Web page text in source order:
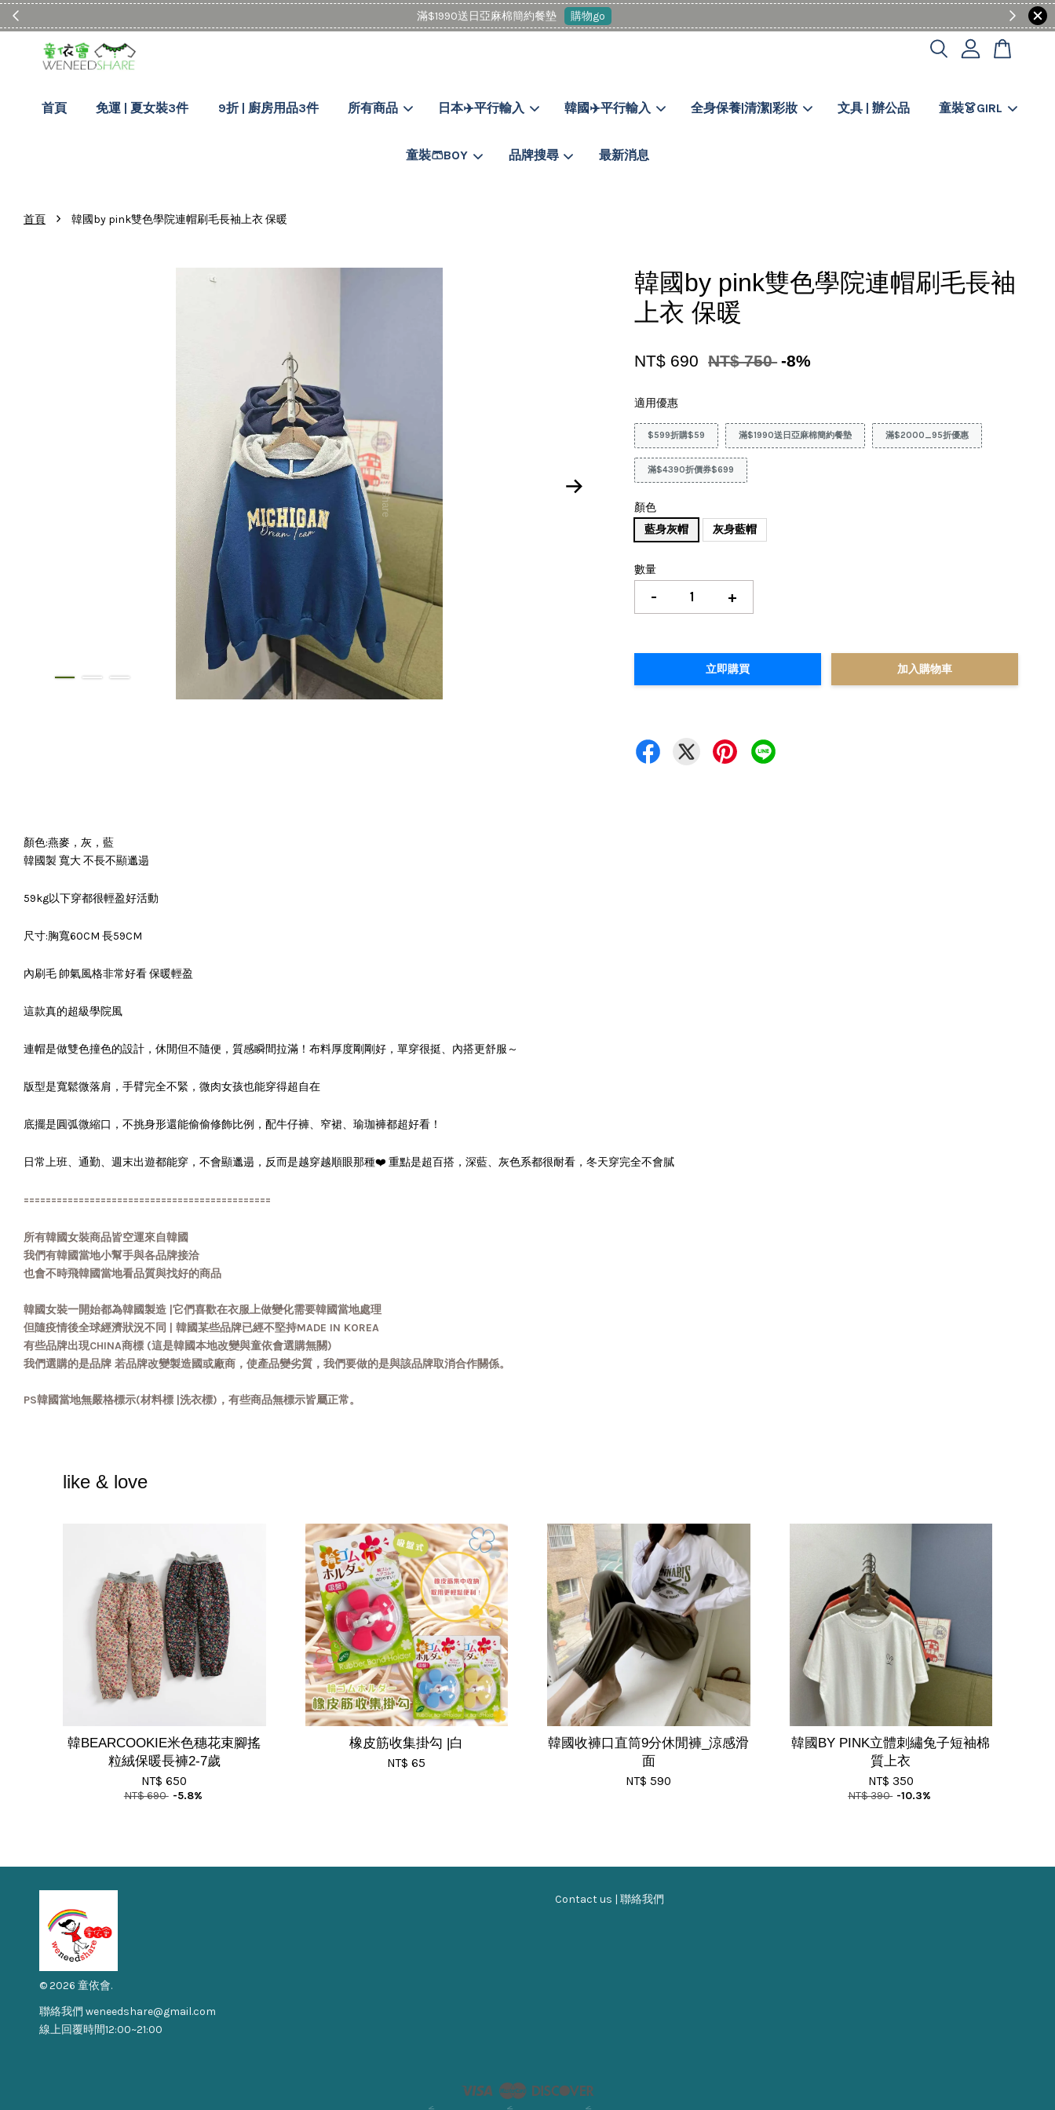
滿$1990送日亞麻棉簡約餐墊 購物go
首頁 免運 | 夏女裝3件 9折 | 廚房用品3件 所有商品 日本✈️平行輸入 韓國✈️平行輸入 全身保養|清潔|彩妝 文具 | 辦公品 童裝👗GIRL
童裝🩳BOY 品牌搜尋 最新消息
首頁 › 韓國by pink雙色學院連帽刷毛長袖上衣 保暖
韓國by pink雙色學院連帽刷毛長袖
上衣 保暖
NT$ 690 NT$ 750 -8%
適用優惠
$599折購$59 滿$1990送日亞麻棉簡約餐墊 滿$2000_95折優惠
滿$4390折價券$699
顏色
藍身灰帽
灰身藍帽
數量
- +
立即購買 加入購物車
顏色:燕麥，灰，藍
韓國製 寬大 不長不顯邋遢
59kg以下穿都很輕盈好活動
尺寸:胸寬60CM 長59CM
內刷毛 帥氣風格非常好看 保暖輕盈
這款真的超級學院風
連帽是做雙色撞色的設計，休閒但不隨便，質感瞬間拉滿！布料厚度剛剛好，單穿很挺、內搭更舒服～
版型是寬鬆微落肩，手臂完全不緊，微肉女孩也能穿得超自在
底擺是圓弧微縮口，不挑身形還能偷偷修飾比例，配牛仔褲、窄裙、瑜珈褲都超好看！
日常上班、通勤、週末出遊都能穿，不會顯邋遢，反而是越穿越順眼那種❤️ 重點是超百搭，深藍、灰色系都很耐看，冬天穿完全不會膩
=============================================
所有韓國女裝商品皆空運來自韓國
我們有韓國當地小幫手與各品牌接洽
也會不時飛韓國當地看品質與找好的商品
韓國女裝一開始都為韓國製造 |它們喜歡在衣服上做變化需要韓國當地處理
但隨疫情後全球經濟狀況不同 | 韓國某些品牌已經不堅持MADE IN KOREA
有些品牌出現CHINA商標 (這是韓國本地改變與童依會選購無關)
我們選購的是品牌 若品牌改變製造國或廠商，使產品變劣質，我們要做的是與該品牌取消合作關係。
PS韓國當地無嚴格標示(材料標 |洗衣標)，有些商品無標示皆屬正常。
like & love
韓BEARCOOKIE米色穗花束腳搖
粒絨保暖長褲2-7歲
NT$ 650
NT$ 690 -5.8%
橡皮筋收集掛勾 |白
NT$ 65
韓國收褲口直筒9分休閒褲_涼感滑
面
NT$ 590
韓國BY PINK立體刺繡兔子短袖棉
質上衣
NT$ 350
NT$ 390 -10.3%
© 2026 童依會.
Contact us | 聯絡我們
聯絡我們 weneedshare@gmail.com
線上回覆時間12:00~21:00
Visa Master